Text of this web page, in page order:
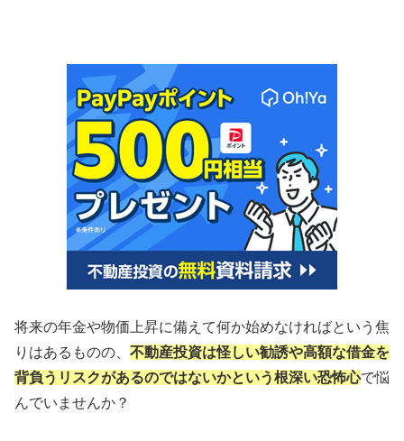
将来の年金や物価上昇に備えて何か始めなければという焦
りはあるものの、 不動産投資は怪しい勧誘や高額な借金を
背負うリスクがあるのではないかという根深い恐怖心で悩
んでいませんか？